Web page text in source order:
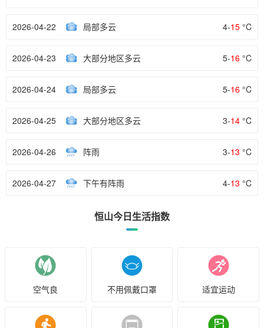
2026-04-22 局部多云 4-15 °C
2026-04-23 大部分地区多云 5-16 °C
2026-04-24 局部多云 5-16 °C
2026-04-25 大部分地区多云 3-14 °C
2026-04-26 阵雨 3-13 °C
2026-04-27 下午有阵雨 4-13 °C
恒山今日生活指数
空气良 不用佩戴口罩 适宜运动